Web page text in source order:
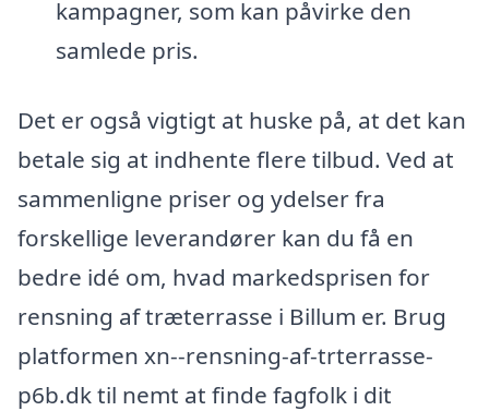
kampagner, som kan påvirke den
samlede pris.
Det er også vigtigt at huske på, at det kan
betale sig at indhente flere tilbud. Ved at
sammenligne priser og ydelser fra
forskellige leverandører kan du få en
bedre idé om, hvad markedsprisen for
rensning af træterrasse i Billum er. Brug
platformen xn--rensning-af-trterrasse-
p6b.dk til nemt at finde fagfolk i dit